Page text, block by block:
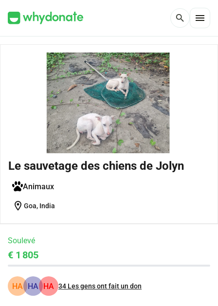
search menu
Le sauvetage des chiens de Jolyn
Animaux
location_on Goa, India
Soulevé
€ 1 805
HA HA HA 34 Les gens ont fait un don